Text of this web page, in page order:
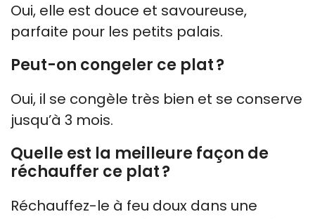
Oui, elle est douce et savoureuse,
parfaite pour les petits palais.
Peut-on congeler ce plat ?
Oui, il se congèle très bien et se conserve
jusqu’à 3 mois.
Quelle est la meilleure façon de
réchauffer ce plat ?
Réchauffez-le à feu doux dans une